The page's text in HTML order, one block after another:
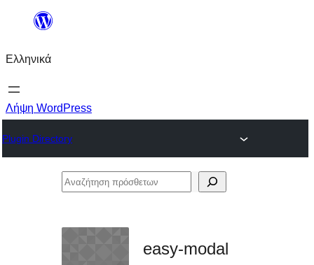
Μετάβαση
περιεχόμενο
Ελληνικά
Λήψη WordPress
Plugin Directory
Αναζήτηση
easy-modal